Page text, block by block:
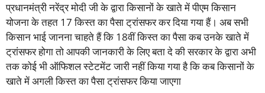
प्रधानमंत्री नरेंद्र मोदी जी के द्वारा किसानों के खाते में पीएम किसान
योजना के तहत 17 किस्त का पैसा ट्रांसफर कर दिया गया हैं। अब सभी
किसान भाई जानना चाहते हैं कि 18वीं किस्त का पैसा कब उनके खाते में
ट्रांसफर होगा तो आपकी जानकारी के लिए बता दे की सरकार के द्वारा अभी
तक कोई भी ऑफिशल स्टेटमेंट जारी नहीं किया गया है कि कब किसानों के
खाते में अगली किस्त का पैसा ट्रांसफर किया जाएगा